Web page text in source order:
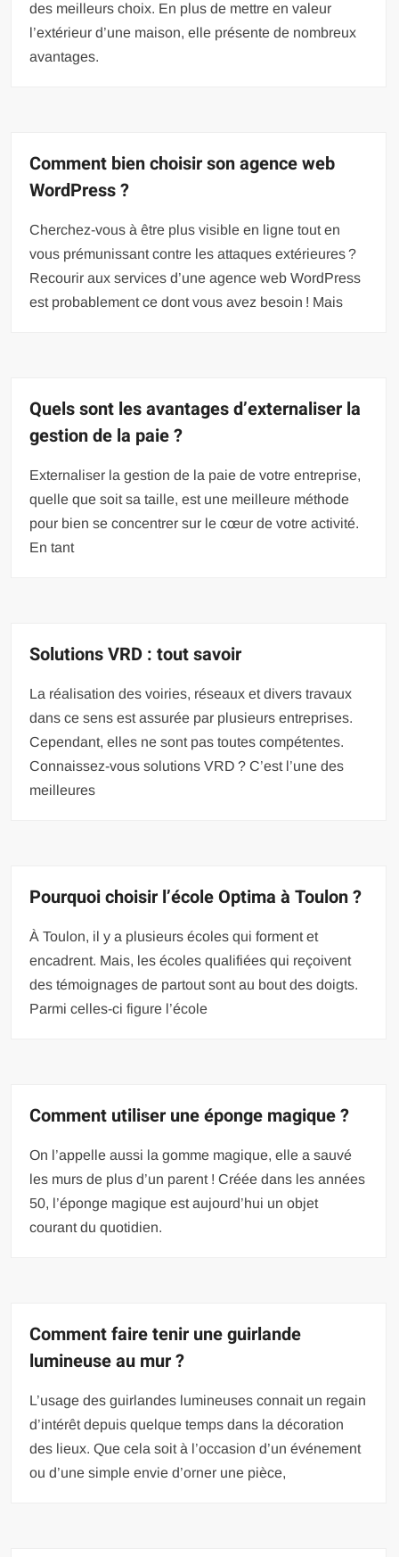
des meilleurs choix. En plus de mettre en valeur
l’extérieur d’une maison, elle présente de nombreux
avantages.
Comment bien choisir son agence web
WordPress ?
Cherchez-vous à être plus visible en ligne tout en
vous prémunissant contre les attaques extérieures ?
Recourir aux services d’une agence web WordPress
est probablement ce dont vous avez besoin ! Mais
Quels sont les avantages d’externaliser la
gestion de la paie ?
Externaliser la gestion de la paie de votre entreprise,
quelle que soit sa taille, est une meilleure méthode
pour bien se concentrer sur le cœur de votre activité.
En tant
Solutions VRD : tout savoir
La réalisation des voiries, réseaux et divers travaux
dans ce sens est assurée par plusieurs entreprises.
Cependant, elles ne sont pas toutes compétentes.
Connaissez-vous solutions VRD ? C’est l’une des
meilleures
Pourquoi choisir l’école Optima à Toulon ?
À Toulon, il y a plusieurs écoles qui forment et
encadrent. Mais, les écoles qualifiées qui reçoivent
des témoignages de partout sont au bout des doigts.
Parmi celles-ci figure l’école
Comment utiliser une éponge magique ?
On l’appelle aussi la gomme magique, elle a sauvé
les murs de plus d’un parent ! Créée dans les années
50, l’éponge magique est aujourd’hui un objet
courant du quotidien.
Comment faire tenir une guirlande
lumineuse au mur ?
L’usage des guirlandes lumineuses connait un regain
d’intérêt depuis quelque temps dans la décoration
des lieux. Que cela soit à l’occasion d’un événement
ou d’une simple envie d’orner une pièce,